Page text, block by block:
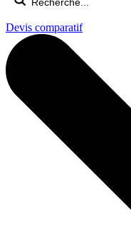
Devis comparatif